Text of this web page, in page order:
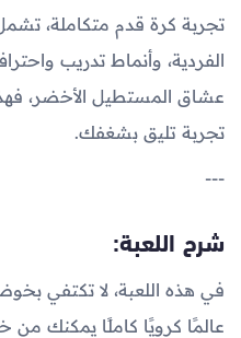
تجربة كرة قدم متكاملة،
الفردية، وأنماط تدريب
عشاق المستطيل الأخضر،
تجربة تليق بشغفك.
---
شرح اللعبة:
في هذه اللعبة، لا تكتفي
عالمًا كرويًا كاملًا يمكنك من